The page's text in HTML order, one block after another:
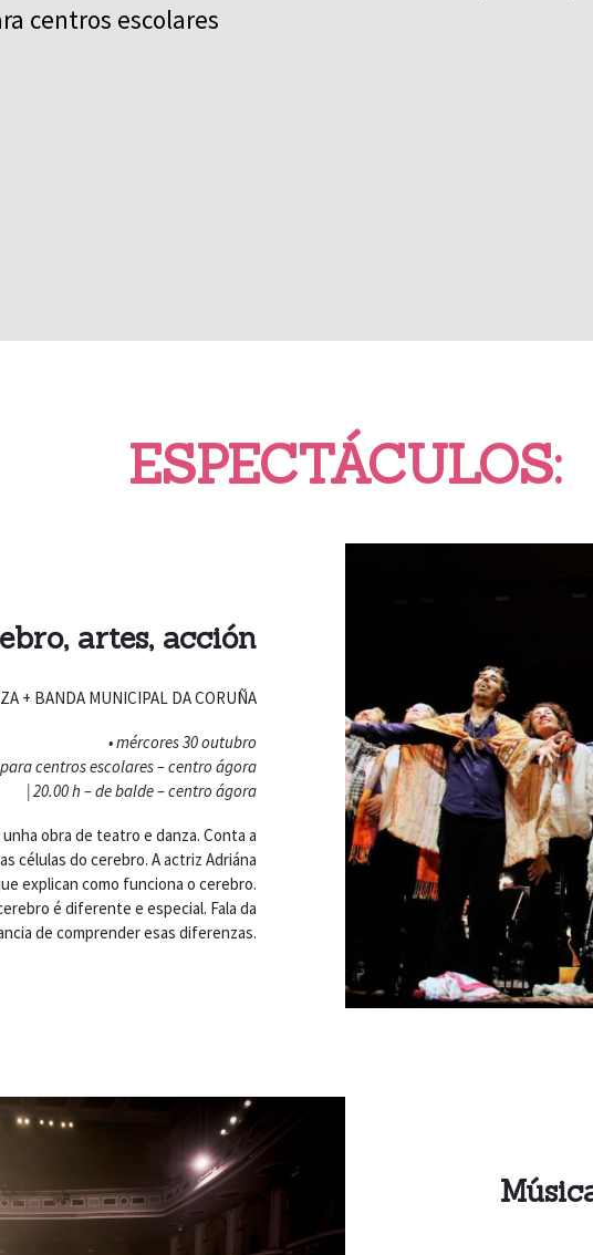
centros escolares
ESPECTÁCULOS:
artes, acción
+ BANDA MUNICIPAL DA CORUÑA
• mércores 30 outubro
centros escolares – centro ágora
| 20.00 h – de balde – centro ágora
unha obra de teatro e danza. Conta a
células do cerebro. A actriz Adriána
explican como funciona o cerebro.
é diferente e especial. Fala da
de comprender esas diferenzas.